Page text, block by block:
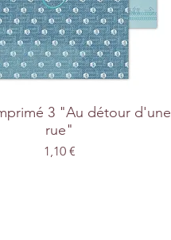
3 "Au détour d'une
rue"
Prix
1,10 €